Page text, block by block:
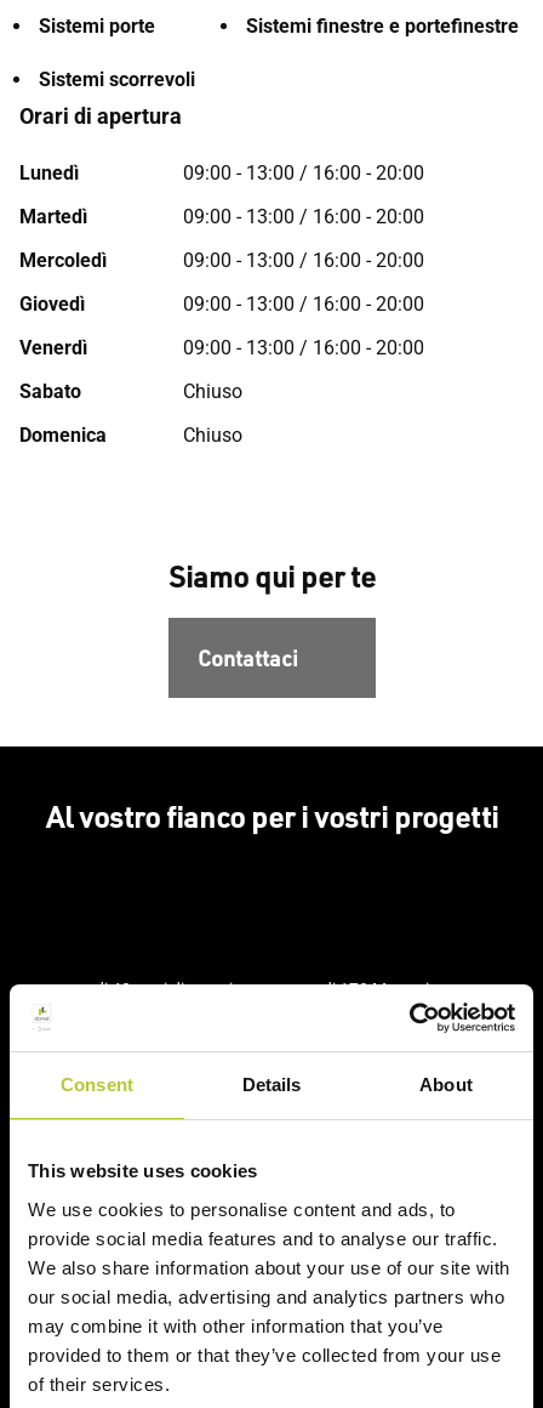
Consent Details About
This website uses cookies
We use cookies to personalise content and ads, to
provide social media features and to analyse our traffic.
We also share information about your use of our site with
our social media, advertising and analytics partners who
may combine it with other information that you’ve
provided to them or that they’ve collected from your use
of their services.
Sistemi porte Sistemi finestre e portefinestre
Sistemi scorrevoli
Orari di apertura
Lunedì
09:00 - 13:00 / 16:00 - 20:00
Martedì
09:00 - 13:00 / 16:00 - 20:00
Mercoledì
09:00 - 13:00 / 16:00 - 20:00
Giovedì
09:00 - 13:00 / 16:00 - 20:00
Venerdì
09:00 - 13:00 / 16:00 - 20:00
Sabato
Chiuso
Domenica
Chiuso
Siamo qui per te
Contattaci
Al vostro fianco per i vostri progetti
+ di 40 anni di esperienza
+ di 170 Maestri
Serramentisti Domal
Prodotti
Sistemi finestre e portefinestre